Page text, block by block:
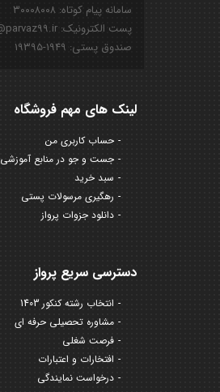
سامانه پیام کوتاه: ۳۰۰۰۸۰۰۸
پست الکترونیک: info@parvaz99.ir
صندوق پستی: ۱۹۴۹-۱۹۳۹۵
لینک های مهم فروشگاه
حساب کاربری من
جست و جو در منابع آموزشی
سبد خرید
رهگیری مرسولات پستی
دانلود جزوات پرواز
دسترسی سریع پرواز
انتخاب رشته کنکور 1403
مشاوره تحصیلی حرفه ای
فرصت شغلی
افتخارات و اعتبارات
درخواست نمایندگی